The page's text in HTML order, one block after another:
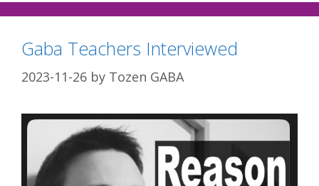
Gaba Teachers Interviewed
2023-11-26 by Tozen GABA